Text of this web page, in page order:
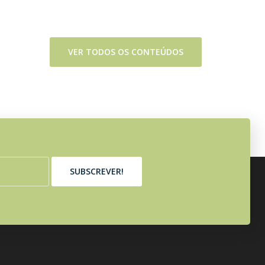
VER TODOS OS CONTEÚDOS
SUBSCREVER!